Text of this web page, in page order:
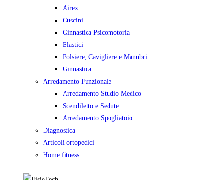
Airex
Cuscini
Ginnastica Psicomotoria
Elastici
Polsiere, Cavigliere e Manubri
Ginnastica
Arredamento Funzionale
Arredamento Studio Medico
Scendiletto e Sedute
Arredamento Spogliatoio
Diagnostica
Articoli ortopedici
Home fitness